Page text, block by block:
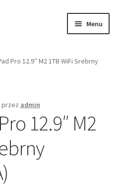
Menu
Pro 12.9″ M2 1TB WiFi Srebrny
przez admin
12.9″ M2